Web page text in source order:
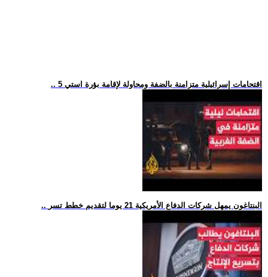
.. 5 اقتحامات إسرائيلية متزامنة بالضفة ومحاولة لإقامة بؤرة استي
.. البنتاغون يمهل شركات الدفاع الأمريكية 21 يوما لتقديم خطط تسر